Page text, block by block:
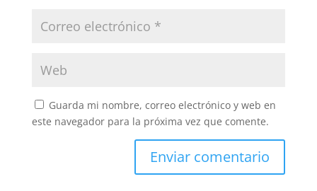
Guarda mi nombre, correo electrónico y web en
este navegador para la próxima vez que comente.